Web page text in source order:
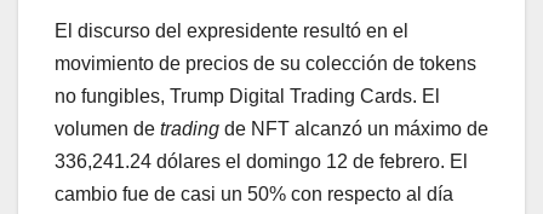
El discurso del expresidente resultó en el
movimiento de precios de su colección de tokens
no fungibles, Trump Digital Trading Cards. El
volumen de trading de NFT alcanzó un máximo de
336,241.24 dólares el domingo 12 de febrero. El
cambio fue de casi un 50% con respecto al día